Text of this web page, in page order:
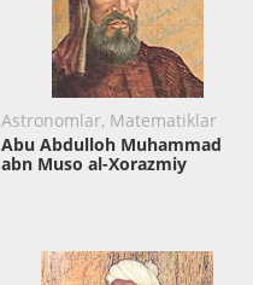
Astronomlar, Matematiklar
Abu Abdulloh Muhammad
abn Muso al-Xorazmiy